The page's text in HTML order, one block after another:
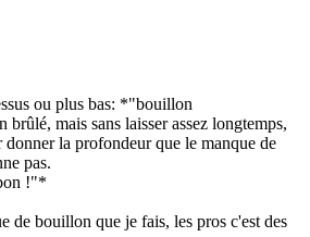
ou plus bas: *"bouillon
brûlé, mais sans laisser assez longtemps,
la profondeur que le manque de
pas.
!"*
de bouillon que je fais, les pros c'est des